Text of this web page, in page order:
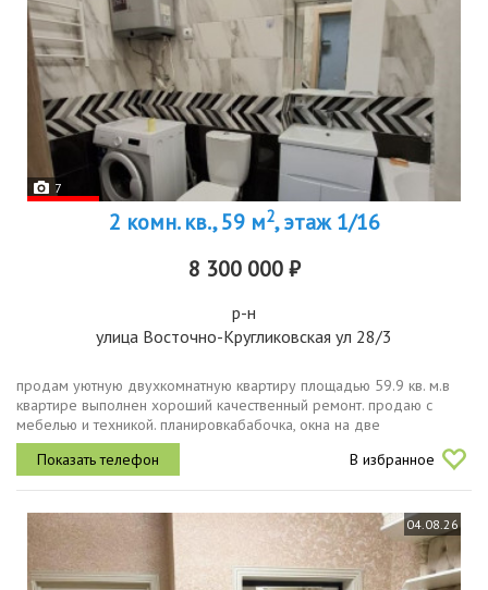
7
2 комн. кв., 59 м2, этаж 1/16
8 300 000 ₽
р-н
улица Восточно-Кругликовская ул 28/3
продам уютную двухкомнатную квартиру площадью 59.9 кв. м.в
квартире выполнен хороший качественный ремонт. продаю с
мебелью и техникой. планировкабабочка, окна на две
стороны.район, в котором расположена квартира, порадует
развитой инфраструктурой....
В избранное
04.08.26